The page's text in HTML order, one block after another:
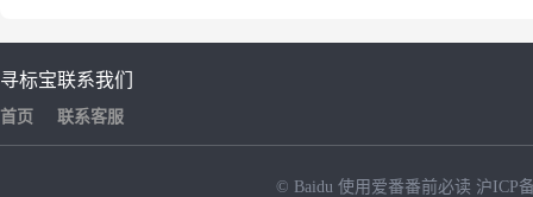
寻标宝
首页
联系我们
联系客服
© Baidu 使用爱番番前必读 沪ICP